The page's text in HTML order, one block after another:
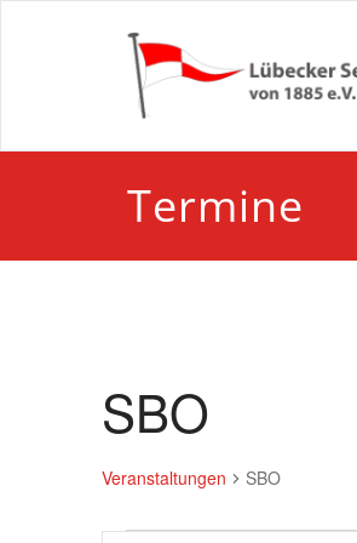
Termine
SBO
Veranstaltungen SBO